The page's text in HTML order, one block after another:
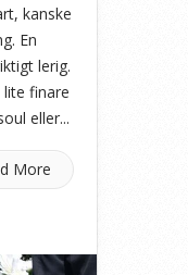
kanske
En
lerig.
lite finare
eller...
More